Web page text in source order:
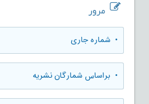
مرور
• شماره جاری
• براساس شمارگان نشریه